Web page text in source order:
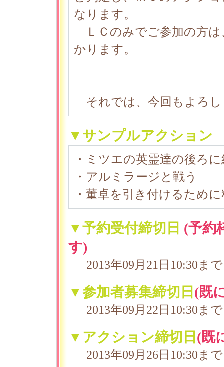
なります。
ＬＣのみでご参加の方は
かります。
それでは、今回もよろ
▼サンプルアクション
・ミツエの英霊達の後ろ
・アルミラージと戦う
・董卓を引き付けるため
▼予約受付締切日 (予約
す)
2013年09月21日10:30まで
▼参加者募集締切日 (既
2013年09月22日10:30まで
▼アクション締切日 (既
2013年09月26日10:30まで